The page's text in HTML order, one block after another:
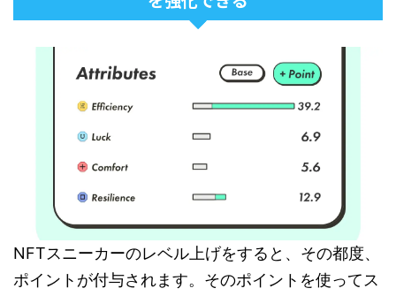
NFTスニーカーのレベル上げをすると、その都度、
ポイントが付与されます。そのポイントを使ってス